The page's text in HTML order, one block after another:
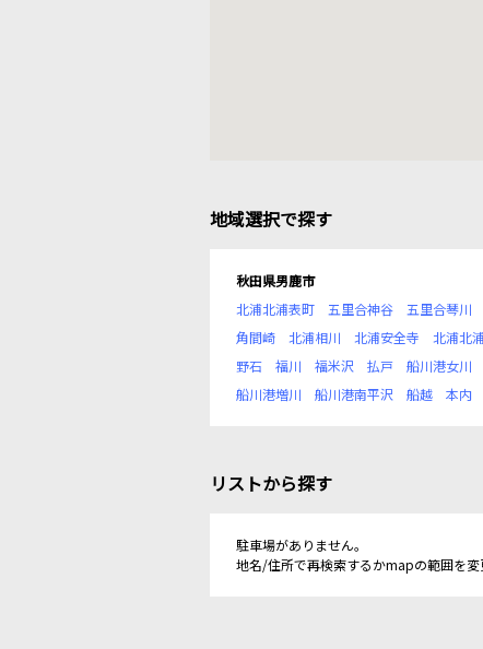
地域選択で探す
秋田県男鹿市
北浦北浦表町
五里合神谷 五里合琴川
角間崎
北浦相川 北浦安全寺 北浦北
野石
福川 福米沢 払戸 船川港女川
船川港増川
船川港南平沢 船越 本内
リストから探す
駐車場がありません。
地名/住所で再検索するかmapの範囲を変